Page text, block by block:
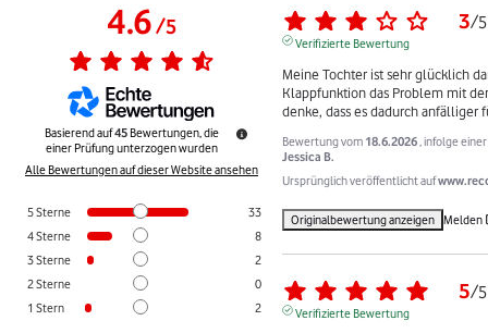
4.6/5
Basierend auf45 Bewertungen, die
einer Prüfung unterzogen wurden
Alle Bewertungen auf dieser Website ansehen
5Sterne
33
4Sterne
8
3Sterne
2
2Sterne
0
1 Stern 2
3/5
Verifizierte Bewertung
Meine Tochter ist sehr glücklich
Klappfunktion das Problem mit
denke, dass es dadurch anfälliger
Bewertung vom 18.6.2026 , infolge
Jessica B.
Ursprünglich veröffentlicht auf
Originalbewertung anzeigen Melden
5/5
Verifizierte Bewertung